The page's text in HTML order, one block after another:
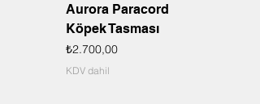
Aurora Paracord
Köpek Tasması
Fiyat
₺2.700,00
KDV dahil